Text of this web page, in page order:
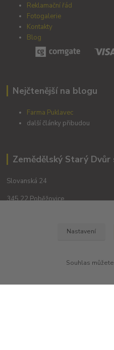
Reklamační řád
Fotogalerie
Kontakty
Blog
Nejčtenější na blogu
Farma Puklavec
další články přibudou
Zemědělský Starý Dvůr
Slovanská 24
345 22 Poběžovice
Nastavení
Souhlas